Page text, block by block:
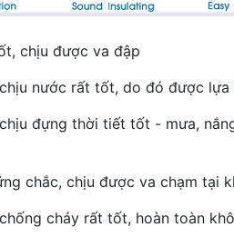
chịu được va đập
nước rất tốt, do đó được
đựng thời tiết tốt - mưa,
chắc, chịu được va chạm tại
cháy rất tốt, hoàn toàn